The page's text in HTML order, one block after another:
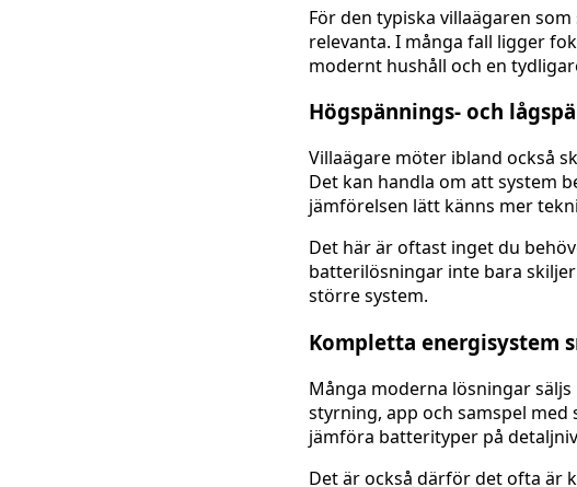
För den typiska villaägaren
relevanta. I många fall ligger
modernt hushåll och en
Högspännings- och
Villaägare möter ibland också
Det kan handla om att system
jämförelsen lätt känns mer
Det här är oftast inget du
batterilösningar inte bara
större system.
Kompletta energisystem
Många moderna lösningar
styrning, app och samspel
jämföra batterityper på
Det är också därför det ofta är